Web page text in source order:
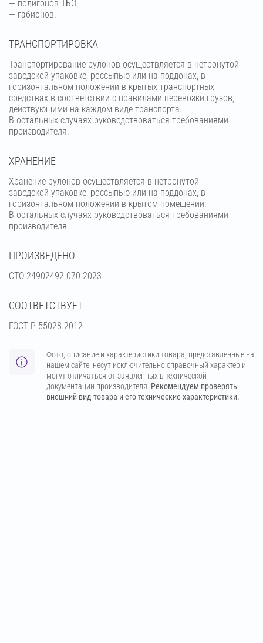
— полигонов ТБО,
— габионов.
ТРАНСПОРТИРОВКА
Транспортирование рулонов осуществляется в нетронутой
заводской упаковке, россыпью или на поддонах, в
горизонтальном положении в крытых транспортных
средствах в соответствии с правилами перевозки грузов,
действующими на каждом виде транспорта.
В остальных случаях руководствоваться требованиями
производителя.
ХРАНЕНИЕ
Хранение рулонов осуществляется в нетронутой
заводской упаковке, россыпью или на поддонах, в
горизонтальном положении в крытом помещении.
В остальных случаях руководствоваться требованиями
производителя.
ПРОИЗВЕДЕНО
СТО 24902492-070-2023
СООТВЕТСТВУЕТ
ГОСТ Р 55028-2012
Фото, описание и характеристики товара, представленные на
нашем сайте, несут исключительно справочный характер и
могут отличаться от заявленных в технической
документации производителя. Рекомендуем проверять
внешний вид товара и его технические характеристики.